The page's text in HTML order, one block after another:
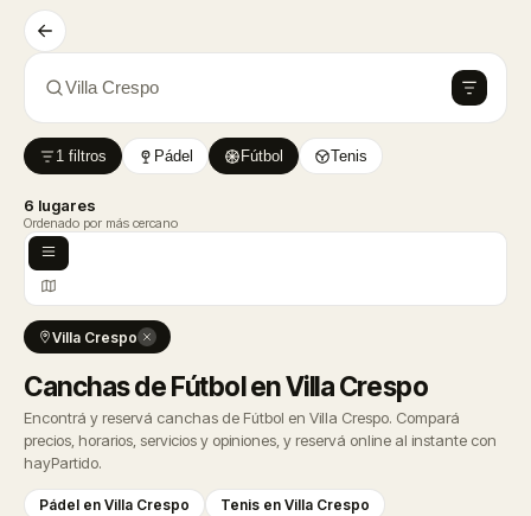
Villa Crespo
1 filtros Pádel Fútbol Tenis
6 lugares
Ordenado por más cercano
Villa Crespo
Canchas de Fútbol en Villa Crespo
Encontrá y reservá canchas de Fútbol en Villa Crespo. Compará
precios, horarios, servicios y opiniones, y reservá online al instante con
hayPartido.
Pádel en Villa Crespo Tenis en Villa Crespo